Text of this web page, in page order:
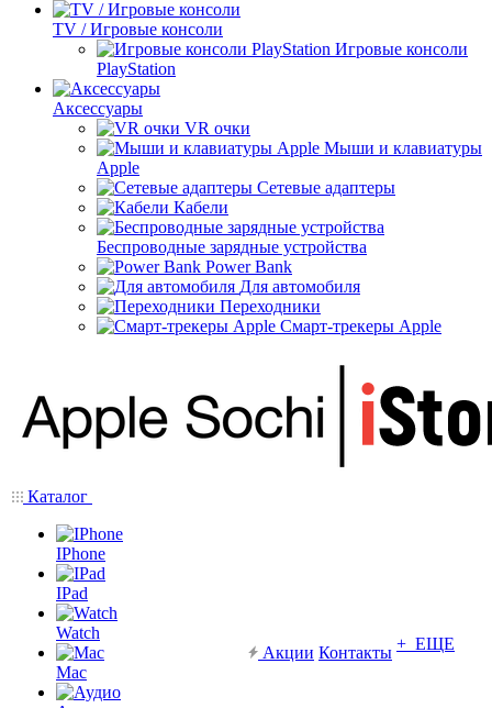
TV / Игровые консоли
Игровые консоли
PlayStation
Аксессуары
VR очки
Мыши и клавиатуры
Apple
Сетевые адаптеры
Кабели
Беспроводные зарядные устройства
Power Bank
Для автомобиля
Переходники
Смарт-трекеры Apple
Каталог
IPhone
IPad
Watch
Mac
Акции Контакты + ЕЩЕ